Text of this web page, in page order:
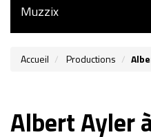
Muzzix
Accueil Productions
Albert Ayler